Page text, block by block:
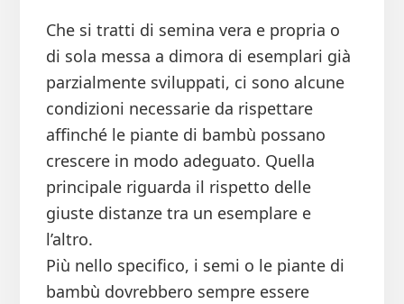
Che si tratti di semina vera e propria o
di sola messa a dimora di esemplari già
parzialmente sviluppati, ci sono alcune
condizioni necessarie da rispettare
affinché le piante di bambù possano
crescere in modo adeguato. Quella
principale riguarda il rispetto delle
giuste distanze tra un esemplare e
l’altro.
Più nello specifico, i semi o le piante di
bambù dovrebbero sempre essere